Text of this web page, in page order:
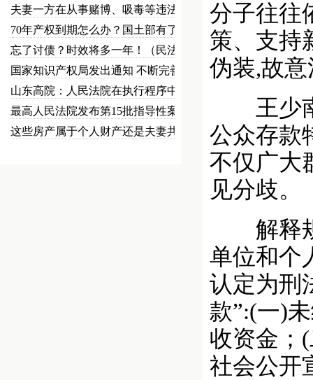
夫妻一方在从事赌博、吸毒等违法犯…
70年产权到期怎么办？国土部有了…
忘了讨债？时效将多一年！（民法草…
国家知识产权局发出通知 不断完善…
山东高院：人民法院在执行程序中可…
最高人民法院发布第15批指导性案…
这些房产属于个人财产还是夫妻共同…
分子往往
策、支持
伪装,故
王少南
公众存款
不仅广大
见分歧。
解释规
单位和个
认定为刑
款”:(一)
收资金；
社会公开